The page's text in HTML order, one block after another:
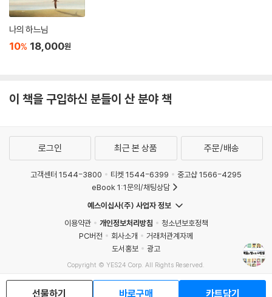
나의 하느님
10% 18,000원
이 책을 구입하신 분들이 산 분야 책
선물하기 바로구매 카트담기
로그인 최근 본 상품 주문/배송
고객센터 1544-3800 티켓 1544-6399
중고샵 1566-4295
eBook 1:1문의/채팅상담
예스이십사(주) 사업자 정보
이용약관
개인정보처리방침
청소년보호정책
PC버전
회사소개
거래처관계자께
도서홍보
광고
Copyright © YES24 Corp. All Rights Reserved.